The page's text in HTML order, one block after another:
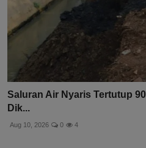
Saluran Air Nyaris Tertutup
Dik...
Aug 10, 2026 0 4